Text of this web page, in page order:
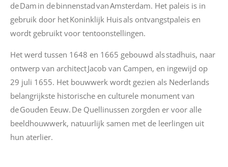
de Dam in de binnenstad van Amsterdam. Het paleis is in
gebruik door het Koninklijk Huis als ontvangstpaleis en
wordt gebruikt voor tentoonstellingen.
Het werd tussen 1648 en 1665 gebouwd als stadhuis, naar
ontwerp van architect Jacob van Campen, en ingewijd op
29 juli 1655. Het bouwwerk wordt gezien als Nederlands
belangrijkste historische en culturele monument van
de Gouden Eeuw. De Quellinussen zorgden er voor alle
beeldhouwwerk, natuurlijk samen met de leerlingen uit
hun aterlier.